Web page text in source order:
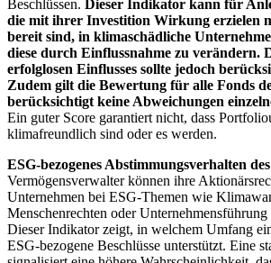
Beschlüssen. Dieser Indikator kann für
die mit ihrer Investition Wirkung erzielen
bereit sind, in klimaschädliche
diese durch Einflussnahme zu verändern.
erfolglosen Einflusses sollte jedoch
Zudem gilt die Bewertung für alle Fonds
berücksichtigt keine Abweichungen
Ein guter Score garantiert nicht, dass
klimafreundlich sind oder es werden.
ESG-bezogenes Abstimmungsverhalten
Vermögensverwalter können ihre
Unternehmen bei ESG-Themen wie
Menschenrechten oder Unternehmensführung
Dieser Indikator zeigt, in welchem Umfang
ESG-bezogene Beschlüsse unterstützt. Eine